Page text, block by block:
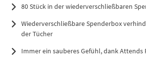
80 Stück in der wiederverschließbaren
Wiederverschließbare Spenderbox
der Tücher
Immer ein sauberes Gefühl, dank Attends